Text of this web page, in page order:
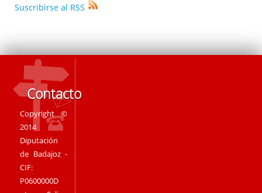
Suscribirse al RSS
Contacto
Copyright ©
2014
Diputación
de Badajoz -
CIF:
P0600000D